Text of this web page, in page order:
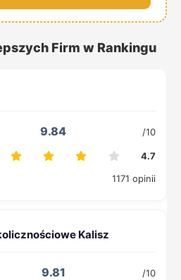
Firm w Rankingu
9.84 /10
4.7
1171 opinii
9.81 /10